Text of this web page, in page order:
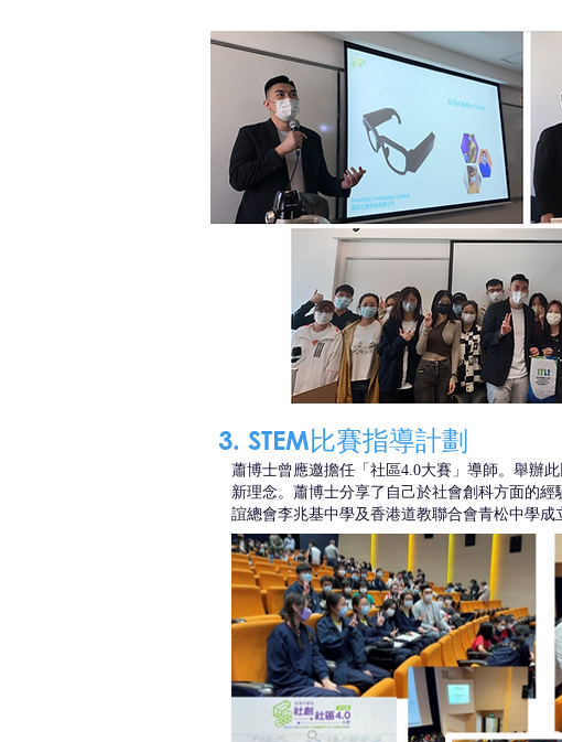
3. STEM比賽指導計劃
蕭博士曾應邀擔任「社區4.0大賽」導師。舉辦
新理念。蕭博士分享了自己於社會創科方面的
誼總會李兆基中學及香港道教聯合會青松中學成